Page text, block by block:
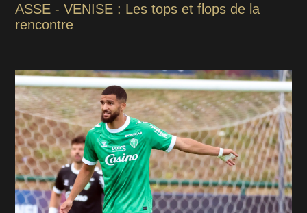
ASSE - VENISE : Les tops et flops de la
rencontre